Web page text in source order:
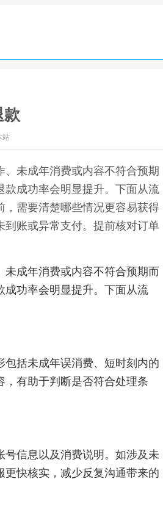
款
站
未成年消费或内容不符合预期
成功率会明显提升。下面从流
需要清楚哪些情况更容易获得
账或异常支付。提前核对订单
成年消费或内容不符合预期而
成功率会明显提升。下面从流
括未成年误消费、短时刻内的
有助于判断是否符合处理条
信息以及消费说明。如涉及未
快核实，减少反复沟通带来的